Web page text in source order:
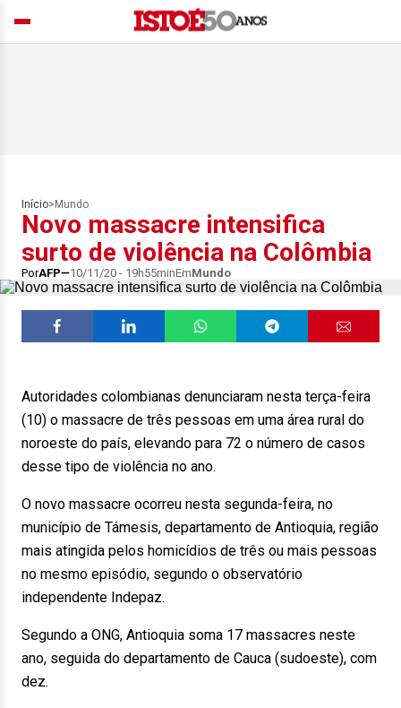
Início> Mundo
Novo massacre intensifica
surto de violência na Colômbia
PorAFP 10/11/20 - 19h55minEmMundo
Autoridades colombianas denunciaram nesta terça-feira
(10) o massacre de três pessoas em uma área rural do
noroeste do país, elevando para 72 o número de casos
desse tipo de violência no ano.
O novo massacre ocorreu nesta segunda-feira, no
município de Támesis, departamento de Antioquia, região
mais atingida pelos homicídios de três ou mais pessoas
no mesmo episódio, segundo o observatório
independente Indepaz.
Segundo a ONG, Antioquia soma 17 massacres neste
ano, seguida do departamento de Cauca (sudoeste), com
dez.